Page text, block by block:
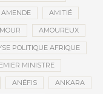
AMENDE AMITIÉ
AMOUREUX
POLITIQUE AFRIQUE
MINISTRE
ANÉFIS ANKARA